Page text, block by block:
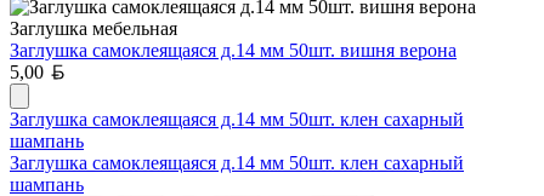
Заглушка мебельная
Заглушка самоклеящаяся д.14 мм 50шт. вишня верона
5,00
Заглушка самоклеящаяся д.14 мм 50шт. клен сахарный
шампань
Заглушка самоклеящаяся д.14 мм 50шт. клен сахарный
шампань